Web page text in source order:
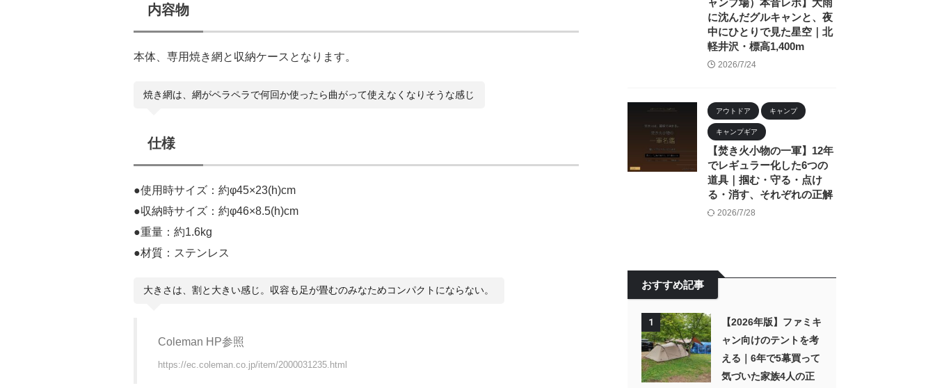
内容物
本体、専用焼き網と収納ケースとなります。
焼き網は、網がペラペラで何回か使ったら曲がって使えなくなりそうな感じ
仕様
●使用時サイズ：約φ45×23(h)cm
●収納時サイズ：約φ46×8.5(h)cm
●重量：約1.6kg
●材質：ステンレス
大きさは、割と大きい感じ。収容も足が畳むのみなためコンパクトにならない。
Coleman HP参照
https://ec.coleman.co.jp/item/2000031235.html
ャンプ場）本音レポ】大雨
に沈んだグルキャンと、夜
中にひとりで見た星空｜北
軽井沢・標高1,400m
2026/7/24
アウトドア キャンプ
キャンプギア
【焚き火小物の一軍】12年
でレギュラー化した6つの
道具｜掴む・守る・点け
る・消す、それぞれの正解
2026/7/28
おすすめ記事
1
【2026年版】ファミキ
ャン向けのテントを考
える｜6年で5幕買って
気づいた家族4人の正